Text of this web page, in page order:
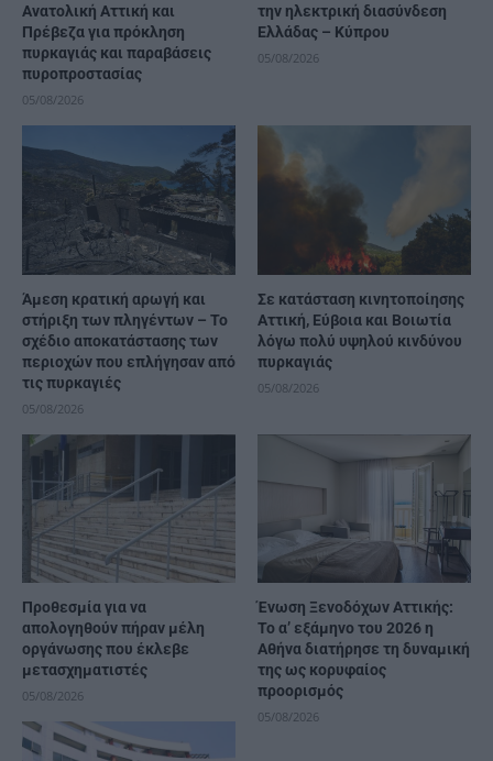
Ανατολική Αττική και
Πρέβεζα για πρόκληση
πυρκαγιάς και παραβάσεις
πυροπροστασίας
05/08/2026
την ηλεκτρική διασύνδεση
Ελλάδας – Κύπρου
05/08/2026
Άμεση κρατική αρωγή και
στήριξη των πληγέντων – Το
σχέδιο αποκατάστασης των
περιοχών που επλήγησαν από
τις πυρκαγιές
05/08/2026
Σε κατάσταση κινητοποίησης
Αττική, Εύβοια και Βοιωτία
λόγω πολύ υψηλού κινδύνου
πυρκαγιάς
05/08/2026
Προθεσμία για να
απολογηθούν πήραν μέλη
οργάνωσης που έκλεβε
μετασχηματιστές
05/08/2026
Ένωση Ξενοδόχων Αττικής:
Το α’ εξάμηνο του 2026 η
Αθήνα διατήρησε τη δυναμική
της ως κορυφαίος
προορισμός
05/08/2026